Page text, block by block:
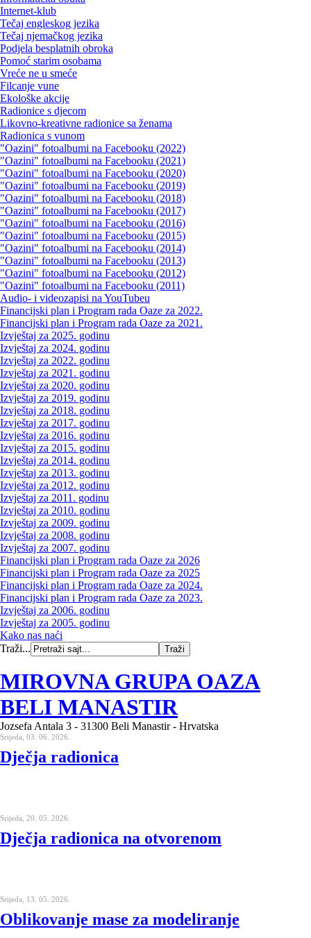
Internet-klub
Tečaj engleskog jezika
Tečaj njemačkog jezika
Podjela besplatnih obroka
Pomoć starim osobama
Vreće ne u smeće
Filcanje vune
Ekološke akcije
Radionice s djecom
Likovno-kreativne radionice sa ženama
Radionica s vunom
"Oazini" fotoalbumi na Facebooku (2022)
"Oazini" fotoalbumi na Facebooku (2021)
"Oazini" fotoalbumi na Facebooku (2020)
"Oazini" fotoalbumi na Facebooku (2019)
"Oazini" fotoalbumi na Facebooku (2018)
"Oazini" fotoalbumi na Facebooku (2017)
"Oazini" fotoalbumi na Facebooku (2016)
"Oazini" fotoalbumi na Facebooku (2015)
"Oazini" fotoalbumi na Facebooku (2014)
"Oazini" fotoalbumi na Facebooku (2013)
"Oazini" fotoalbumi na Facebooku (2012)
"Oazini" fotoalbumi na Facebooku (2011)
Audio- i videozapisi na YouTubeu
Financijski plan i Program rada Oaze za 2022.
Financijski plan i Program rada Oaze za 2021.
Izvještaj za 2025. godinu
Izvještaj za 2024. godinu
Izvještaj za 2022. godinu
Izvještaj za 2021. godinu
Izvještaj za 2020. godinu
Izvještaj za 2019. godinu
Izvještaj za 2018. godinu
Izvještaj za 2017. godinu
Izvještaj za 2016. godinu
Izvještaj za 2015. godinu
Izvještaj za 2014. godinu
Izvještaj za 2013. godinu
Izvještaj za 2012. godinu
Izvještaj za 2011. godinu
Izvještaj za 2010. godinu
Izvještaj za 2009. godinu
Izvještaj za 2008. godinu
Izvještaj za 2007. godinu
Financijski plan i Program rada Oaze za 2026
Financijski plan i Program rada Oaze za 2025
Financijski plan i Program rada Oaze za 2024.
Financijski plan i Program rada Oaze za 2023.
Izvještaj za 2006. godinu
Izvještaj za 2005. godinu
Kako nas naći
Traži...
MIROVNA GRUPA OAZA
BELI MANASTIR
Jozsefa Antala 3 - 31300 Beli Manastir - Hrvatska
Srijeda, 03. 06. 2026.
Dječja radionica
Srijeda, 20. 05. 2026.
Dječja radionica na otvorenom
Srijeda, 13. 05. 2026.
Oblikovanje mase za modeliranje